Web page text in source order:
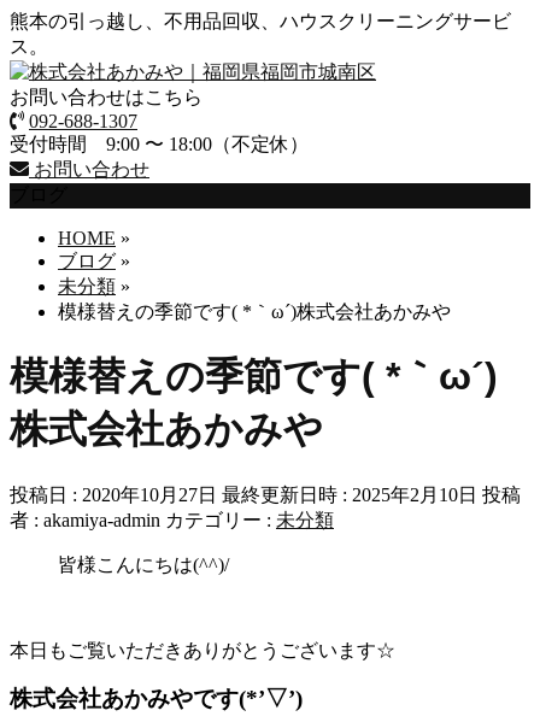
熊本の引っ越し、不用品回収、ハウスクリーニングサービ
ス。
お問い合わせはこちら
092-688-1307
受付時間 9:00 〜 18:00（不定休）
お問い合わせ
HOME »
ブログ »
未分類 »
模様替えの季節です( *｀ω´)株式会社あかみや
模様替えの季節です( *｀ω´)
株式会社あかみや
投稿日 : 2020年10月27日 最終更新日時 : 2025年2月10日 投稿
者 : akamiya-admin カテゴリー : 未分類
皆様こんにちは(^^)/
本日もご覧いただきありがとうございます☆
株式会社あかみやです(*’▽’)